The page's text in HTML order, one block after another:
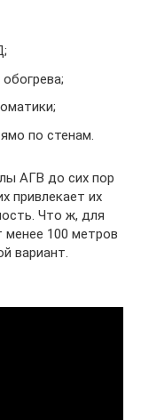
по стенам.
АГВ до сих пор
привлекает их
Что ж, для
100 метров
вариант.